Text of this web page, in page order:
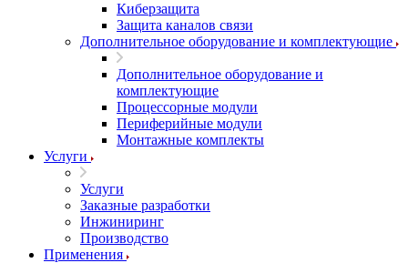
Киберзащита
Защита каналов связи
Дополнительное оборудование и комплектующие
Дополнительное оборудование и
комплектующие
Процессорные модули
Периферийные модули
Монтажные комплекты
Услуги
Услуги
Заказные разработки
Инжиниринг
Производство
Применения